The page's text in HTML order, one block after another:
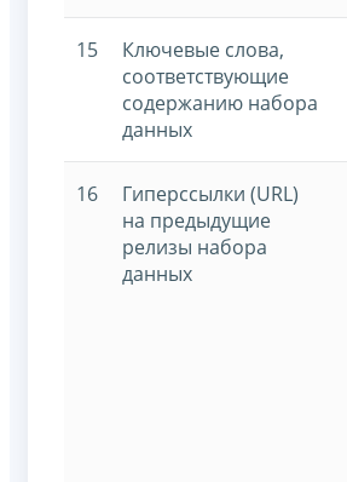
15
Ключевые слова,
соответствующие
содержанию набора
данных
16
Гиперссылки (URL)
на предыдущие
релизы набора
данных